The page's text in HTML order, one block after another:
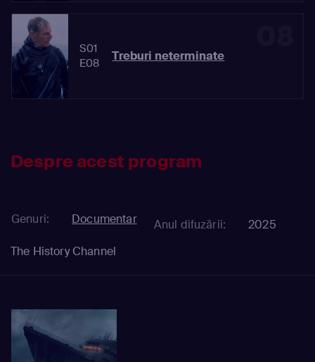
S01
E08
Treburi neterminate
Despre acest program
Genuri: Documentar Anul difuzării:
2025
The History Channel